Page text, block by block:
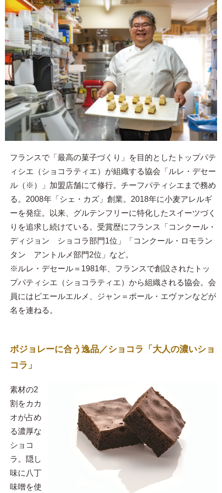
フランスで「最高の菓子づくり」を目的としたトップパテ
ィシエ（ショコラティエ）が組織する協会「ルレ・デセー
ル（※）」加盟店舗にて修行。チーフパティシエまで務め
る。2008年「シェ・カズ」創業。2018年に小麦アレルギ
ーを発症。以来、グルテンフリーに特化したスイーツづく
りを追求し続けている。受賞歴にフランス「コンクール・
ディジョン ショコラ部門1位」「コンクール・ロモラン
タン アントルメ部門2位」など。
※ルレ・デセール＝1981年、フランスで創設されたトッ
プパティシエ（ショコラティエ）から組織される協会。会
員にはピエールエルメ、ジャン＝ポール・エヴァンなどが
名を連ねる。
ボジョレーに合う逸品／ショコラ「大人の濃いショ
コラ」
素材の2
割をカカ
オが占め
る濃厚な
ショコ
ラ。隠し
味に八丁
味噌を使